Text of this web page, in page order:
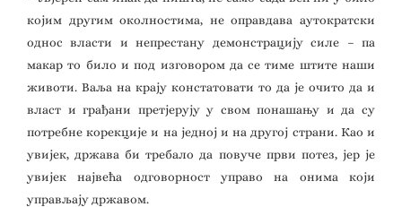
којим другим околностима, не оправдава аутократски
однос власти и непрестану демонстрацију силе – па
макар то било и под изговором да се тиме штите наши
животи. Ваља на крају констатовати то да је очито да и
власт и грађани претјерују у свом понашању и да су
потребне корекције и на једној и на другој страни. Као и
увијек, држава би требало да повуче први потез, јер је
увијек највећа одговорност управо на онима који
управљају државом.